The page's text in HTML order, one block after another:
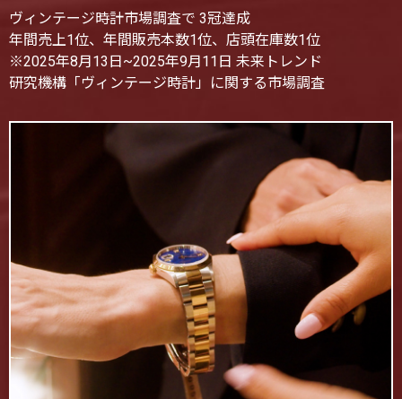
ヴィンテージ時計市場調査で 3冠達成
年間売上1位、年間販売本数1位、店頭在庫数1位
※2025年8月13日~2025年9月11日 未来トレンド
研究機構「ヴィンテージ時計」に関する市場調査